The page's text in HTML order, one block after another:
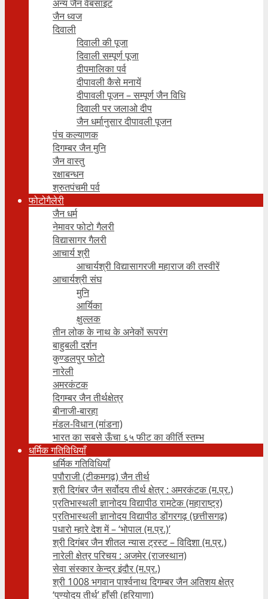
अन्य जैन वेबसाइट
जैन ध्वज
दिवाली
दिवाली की पूजा
दिवाली सम्पूर्ण पूजा
दीपमालिका पर्व
दीपावली कैसे मनायें
दीपावली पूजन – सम्पूर्ण जैन विधि
दिवाली पर जलाओ दीप
जैन धर्मानुसार दीपावली पूजन
पंच कल्याणक
दिगम्बर जैन मुनि
जैन वास्तु
रक्षाबन्धन
श्रुतपंचमी पर्व
फोटोगैलेरी
जैन धर्म
नेमावर फोटो गैलरी
विद्यासागर गैलरी
आचार्य श्री
आचार्यश्री विद्यासागरजी महाराज की तस्वीरें
आचार्यश्री संघ
मुनि
आर्यिका
क्षुल्लक
तीन लोक के नाथ के अनेकों रूपरंग
बाहुबली दर्शन
कुण्डलपुर फोटो
नारेली
अमरकंटक
दिगम्बर जैन तीर्थक्षेत्र
बीनाजी-बारहा
मंडल-विधान (मांडना)
भारत का सबसे ऊँचा ६५ फीट का कीर्ति स्तम्भ
धर्मिक गतिविधियाँ
धर्मिक गतिविधियाँ
पपौराजी (टीकमगढ़) जैन तीर्थ
श्री दिगंबर जैन सर्वोदय तीर्थ क्षेत्र : अमरकंटक (म.प्र.)
प्रतिभास्थली ज्ञानोदय विद्यापीठ रामटेक (महाराष्ट्र)
प्रतिभास्थली ज्ञानोदय विद्यापीठ डोंगरगढ़ (छत्तीसगढ़)
पधारो म्हारे देश में – ‘भोपाल (म.प्र.)’
श्री दिगंबर जैन शीतल न्यास ट्रस्ट – विदिशा (म.प्र.)
नारेली क्षेत्र परिचय : अजमेर (राजस्थान)
सेवा संस्कार केन्द्र इंदौर (म.प्र.)
श्री 1008 भगवान पार्श्वनाथ दिगम्बर जैन अतिशय क्षे‍त्र
‘पुण्योदय तीर्थ’ हाँसी (हरियाणा)